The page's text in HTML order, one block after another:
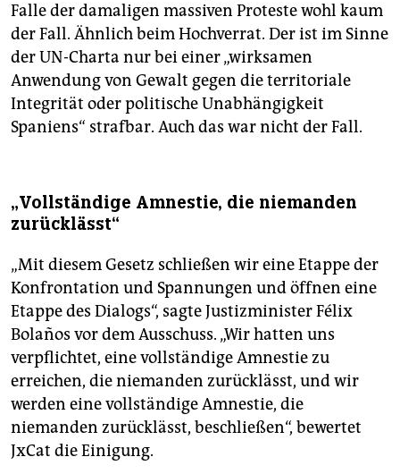
Falle der damaligen massiven Proteste wohl kaum
der Fall. Ähnlich beim Hochverrat. Der ist im Sinne
der UN-Charta nur bei einer „wirksamen
Anwendung von Gewalt gegen die territoriale
Integrität oder politische Unabhängigkeit
Spaniens“ strafbar. Auch das war nicht der Fall.
„Vollständige Amnestie, die niemanden
zurücklässt“
„Mit diesem Gesetz schließen wir eine Etappe der
Konfrontation und Spannungen und öffnen eine
Etappe des Dialogs“, sagte Justizminister Félix
Bolaños vor dem Ausschuss. „Wir hatten uns
verpflichtet, eine vollständige Amnestie zu
erreichen, die niemanden zurücklässt, und wir
werden eine vollständige Amnestie, die
niemanden zurücklässt, beschließen“, bewertet
JxCat die Einigung.